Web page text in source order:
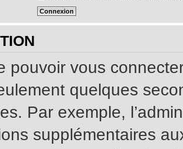
pouvoir vous
quelques
Par exemple,
supplémentaires